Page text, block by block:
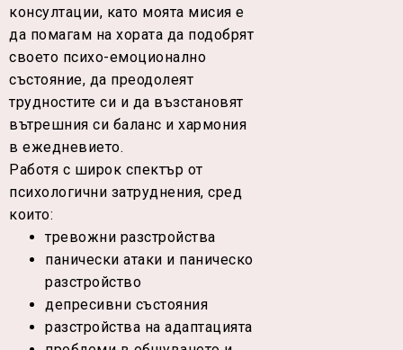
консултации, като моята мисия е
да помагам на хората да подобрят
своето психо-емоционално
състояние, да преодолеят
трудностите си и да възстановят
вътрешния си баланс и хармония
в ежедневието.
Работя с широк спектър от
психологични затруднения, сред
които:
тревожни разстройства
панически атаки и паническо
разстройство
депресивни състояния
разстройства на адаптацията